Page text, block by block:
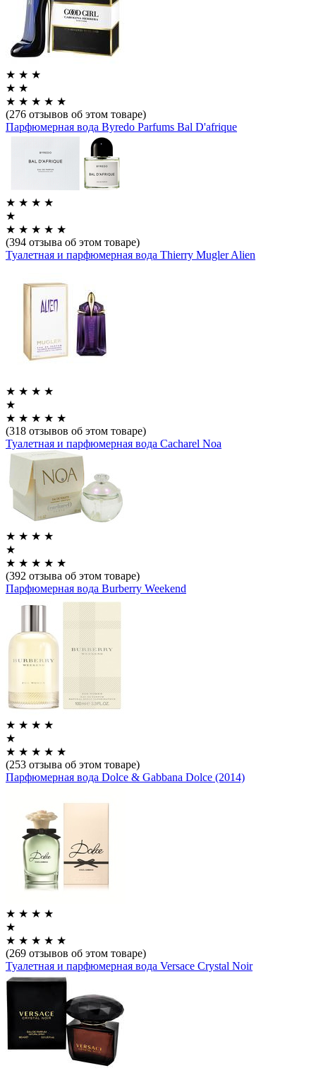
★ ★ ★
★ ★
★ ★ ★ ★ ★
(276 отзывов об этом товаре)
Парфюмерная вода Byredo Parfums Bal D'afrique
★ ★ ★ ★
★
★ ★ ★ ★ ★
(394 отзыва об этом товаре)
Туалетная и парфюмерная вода Thierry Mugler Alien
★ ★ ★ ★
★
★ ★ ★ ★ ★
(318 отзывов об этом товаре)
Туалетная и парфюмерная вода Cacharel Noa
★ ★ ★ ★
★
★ ★ ★ ★ ★
(392 отзыва об этом товаре)
Парфюмерная вода Burberry Weekend
★ ★ ★ ★
★
★ ★ ★ ★ ★
(253 отзыва об этом товаре)
Парфюмерная вода Dolce & Gabbana Dolce (2014)
★ ★ ★ ★
★
★ ★ ★ ★ ★
(269 отзывов об этом товаре)
Туалетная и парфюмерная вода Versace Crystal Noir